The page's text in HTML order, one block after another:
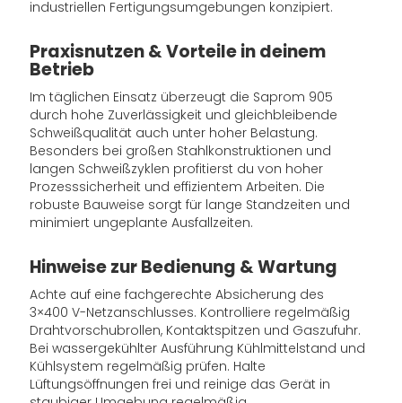
industriellen Fertigungsumgebungen konzipiert.
Praxisnutzen & Vorteile in deinem
Betrieb
Im täglichen Einsatz überzeugt die Saprom 905
durch hohe Zuverlässigkeit und gleichbleibende
Schweißqualität auch unter hoher Belastung.
Besonders bei großen Stahlkonstruktionen und
langen Schweißzyklen profitierst du von hoher
Prozesssicherheit und effizientem Arbeiten. Die
robuste Bauweise sorgt für lange Standzeiten und
minimiert ungeplante Ausfallzeiten.
Hinweise zur Bedienung & Wartung
Achte auf eine fachgerechte Absicherung des
3×400 V-Netzanschlusses. Kontrolliere regelmäßig
Drahtvorschubrollen, Kontaktspitzen und Gaszufuhr.
Bei wassergekühlter Ausführung Kühlmittelstand und
Kühlsystem regelmäßig prüfen. Halte
Lüftungsöffnungen frei und reinige das Gerät in